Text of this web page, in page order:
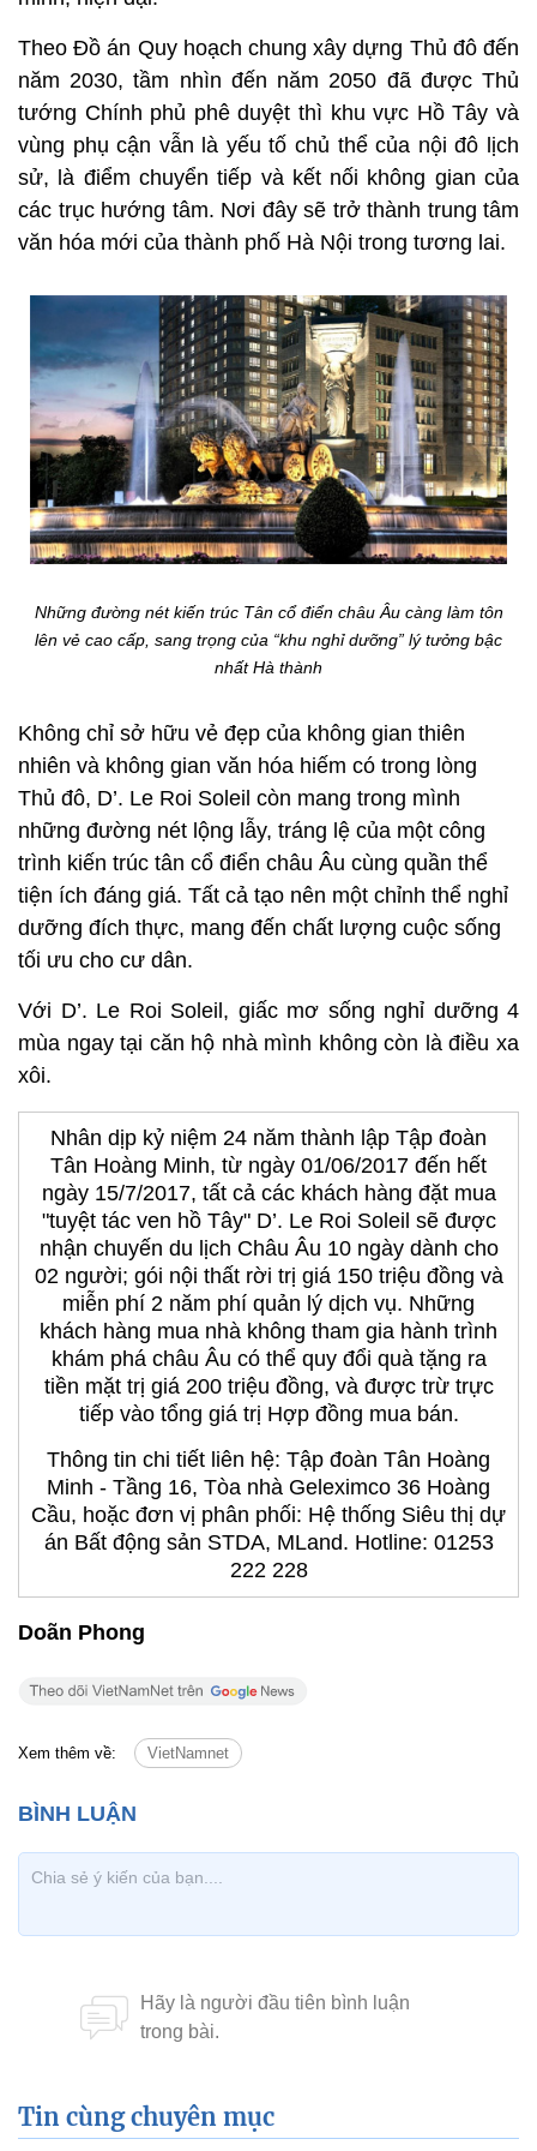
Theo Đồ án Quy hoạch chung xây dựng Thủ đô đến
năm 2030, tầm nhìn đến năm 2050 đã được Thủ
tướng Chính phủ phê duyệt thì khu vực Hồ Tây và
vùng phụ cận vẫn là yếu tố chủ thể của nội đô lịch
sử, là điểm chuyển tiếp và kết nối không gian của
các trục hướng tâm. Nơi đây sẽ trở thành trung tâm
văn hóa mới của thành phố Hà Nội trong tương lai.
Những đường nét kiến trúc Tân cổ điển châu Âu càng làm tôn
lên vẻ cao cấp, sang trọng của “khu nghỉ dưỡng” lý tưởng bậc
nhất Hà thành
Không chỉ sở hữu vẻ đẹp của không gian thiên
nhiên và không gian văn hóa hiếm có trong lòng
Thủ đô, D’. Le Roi Soleil còn mang trong mình
những đường nét lộng lẫy, tráng lệ của một công
trình kiến trúc tân cổ điển châu Âu cùng quần thể
tiện ích đáng giá. Tất cả tạo nên một chỉnh thể nghỉ
dưỡng đích thực, mang đến chất lượng cuộc sống
tối ưu cho cư dân.
Với D’. Le Roi Soleil, giấc mơ sống nghỉ dưỡng 4
mùa ngay tại căn hộ nhà mình không còn là điều xa
xôi.
Nhân dịp kỷ niệm 24 năm thành lập Tập đoàn
Tân Hoàng Minh, từ ngày 01/06/2017 đến hết
ngày 15/7/2017, tất cả các khách hàng đặt mua
"tuyệt tác ven hồ Tây" D’. Le Roi Soleil sẽ được
nhận chuyến du lịch Châu Âu 10 ngày dành cho
02 người; gói nội thất rời trị giá 150 triệu đồng và
miễn phí 2 năm phí quản lý dịch vụ. Những
khách hàng mua nhà không tham gia hành trình
khám phá châu Âu có thể quy đổi quà tặng ra
tiền mặt trị giá 200 triệu đồng, và được trừ trực
tiếp vào tổng giá trị Hợp đồng mua bán.
Thông tin chi tiết liên hệ: Tập đoàn Tân Hoàng
Minh - Tầng 16, Tòa nhà Geleximco 36 Hoàng
Cầu, hoặc đơn vị phân phối: Hệ thống Siêu thị dự
án Bất động sản STDA, MLand. Hotline: 01253
222 228
Doãn Phong
Xem thêm về: VietNamnet
Tin cùng chuyên mục